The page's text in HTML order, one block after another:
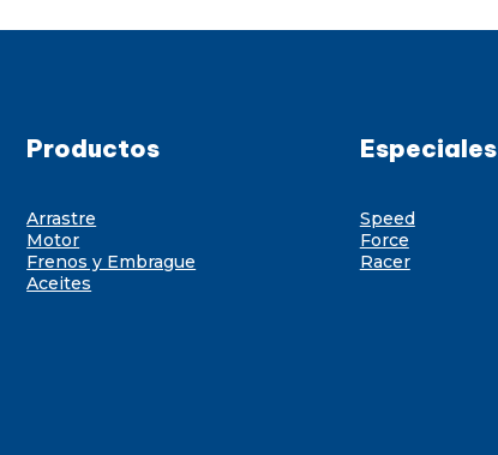
Productos
Arrastre
Motor
Frenos y Embrague
Aceites
Especiales
Speed
Force
Racer